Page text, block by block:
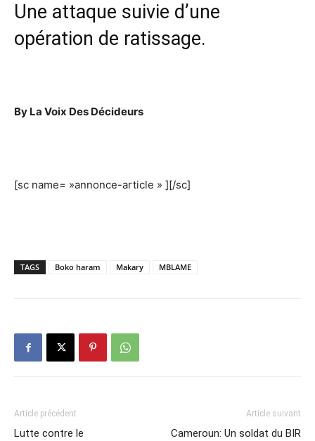
Une attaque suivie d’une
opération de ratissage.
By La Voix Des Décideurs
[sc name= »annonce-article » ][/sc]
TAGS Boko haram Makary MBLAME
Article précédent
Lutte contre le
Article suivant
Cameroun: Un soldat du BIR